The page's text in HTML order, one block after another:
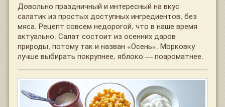
Довольно праздничный и интересный на вкус
салатик из простых доступных ингредиентов, без
мяса. Рецепт совсем недорогой, что в наше время
актуально. Салат состоит из осенних даров
природы, потому так и назван «Осень». Морковку
лучше выбирать покрупнее, яблоко — поароматнее.